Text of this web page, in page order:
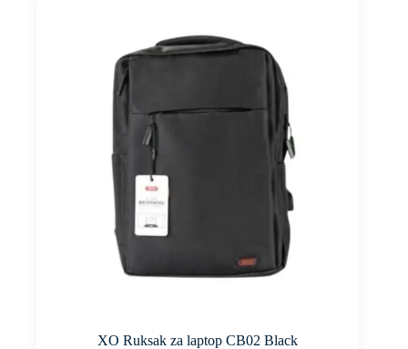
XO Ruksak za laptop CB02 Black